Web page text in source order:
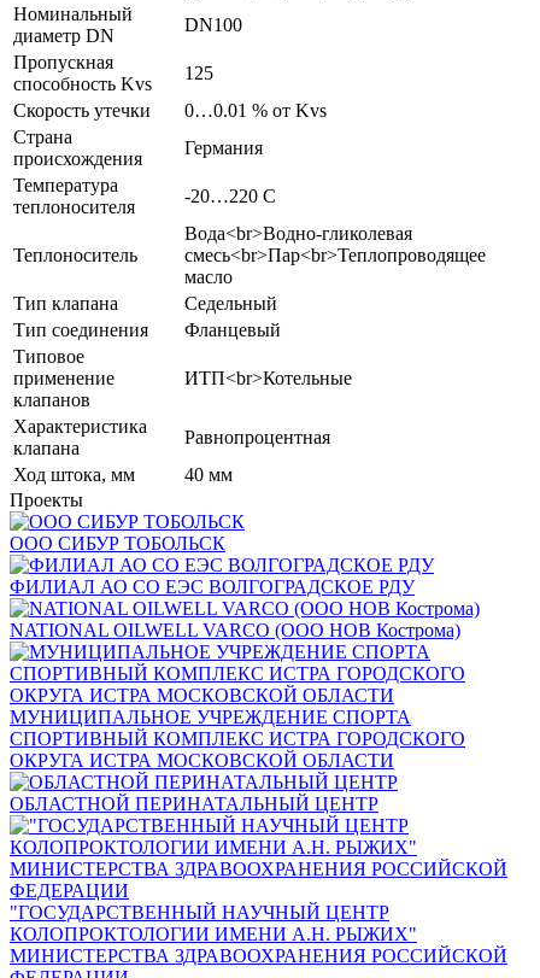
Номинальный
диаметр DN
DN100
Пропускная
способность Kvs
125
Скорость утечки
0…0.01 % от Kvs
Страна
происхождения
Германия
Температура
теплоносителя
-20…220 C
Теплоноситель
Вода<br>Водно-гликолевая
смесь<br>Пар<br>Теплопроводящее
масло
Тип клапана
Седельный
Тип соединения
Фланцевый
Типовое
применение
клапанов
ИТП<br>Котельные
Характеристика
клапана
Pавнопроцентная
Ход штока, мм
40 мм
Проекты
ООО СИБУР ТОБОЛЬСК
ФИЛИАЛ АО СО ЕЭС ВОЛГОГРАДСКОЕ РДУ
NATIONAL OILWELL VARCO (ООО НОВ Кострома)
МУНИЦИПАЛЬНОЕ УЧРЕЖДЕНИЕ СПОРТА
СПОРТИВНЫЙ КОМПЛЕКС ИСТРА ГОРОДСКОГО
ОКРУГА ИСТРА МОСКОВСКОЙ ОБЛАСТИ
ОБЛАСТНОЙ ПЕРИНАТАЛЬНЫЙ ЦЕНТР
"ГОСУДАРСТВЕННЫЙ НАУЧНЫЙ ЦЕНТР
КОЛОПРОКТОЛОГИИ ИМЕНИ А.Н. РЫЖИХ"
МИНИСТЕРСТВА ЗДРАВООХРАНЕНИЯ РОССИЙСКОЙ